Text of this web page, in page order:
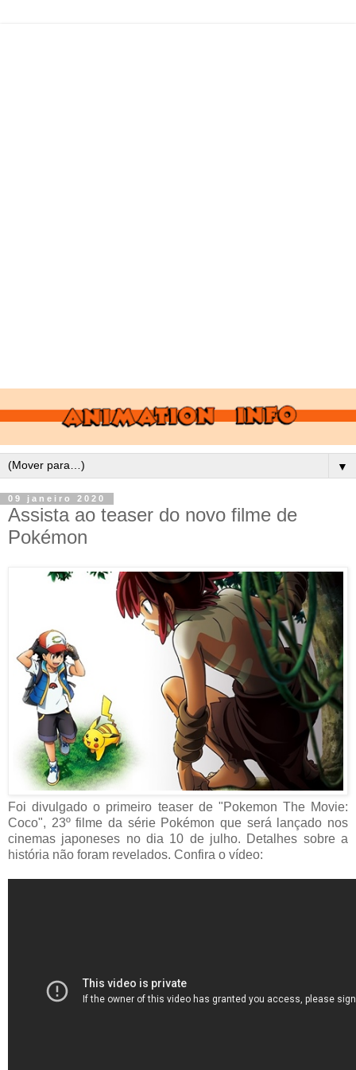
▼
09 janeiro 2020
Assista ao teaser do novo filme de
Pokémon
Foi divulgado o primeiro teaser de "Pokemon The Movie:
Coco", 23º filme da série Pokémon que será lançado nos
cinemas japoneses no dia 10 de julho. Detalhes sobre a
história não foram revelados. Confira o vídeo: